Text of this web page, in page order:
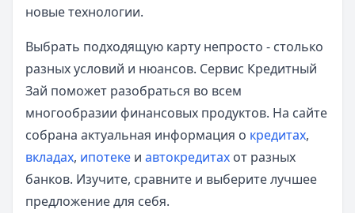
новые технологии.
Выбрать подходящую карту непросто - столько
разных условий и нюансов. Сервис Кредитный
Зай поможет разобраться во всем
многообразии финансовых продуктов. На сайте
собрана актуальная информация о кредитах,
вкладах, ипотеке и автокредитах от разных
банков. Изучите, сравните и выберите лучшее
предложение для себя.